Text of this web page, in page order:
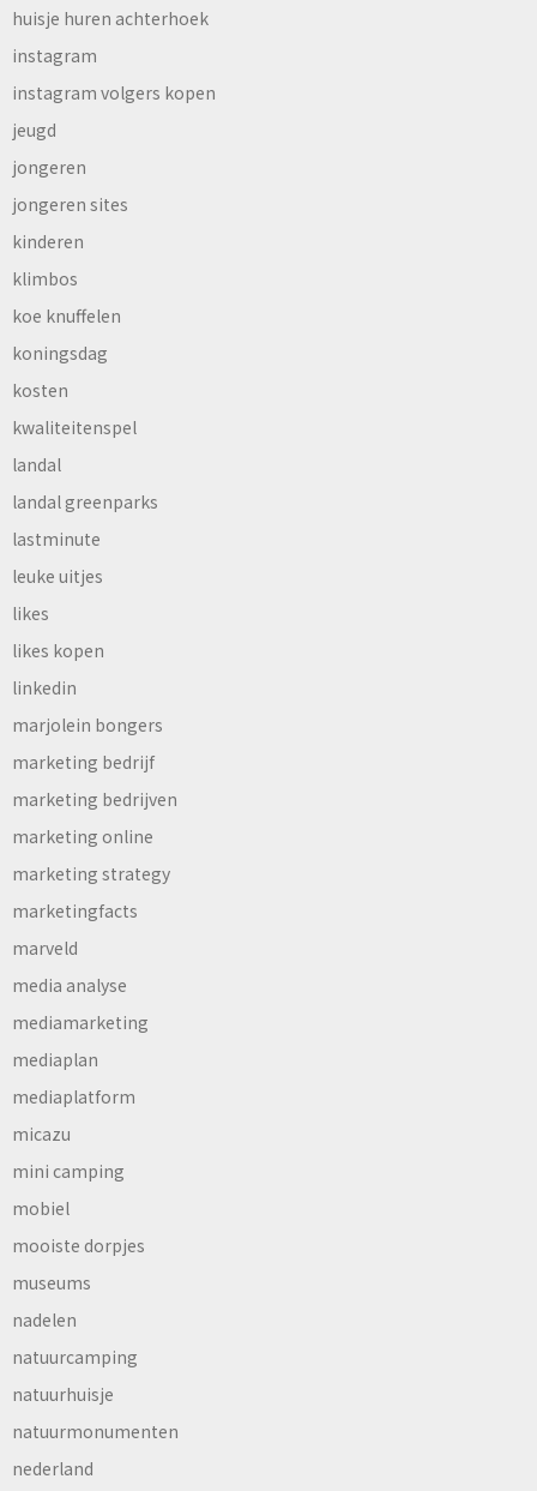
huisje huren achterhoek
instagram
instagram volgers kopen
jeugd
jongeren
jongeren sites
kinderen
klimbos
koe knuffelen
koningsdag
kosten
kwaliteitenspel
landal
landal greenparks
lastminute
leuke uitjes
likes
likes kopen
linkedin
marjolein bongers
marketing bedrijf
marketing bedrijven
marketing online
marketing strategy
marketingfacts
marveld
media analyse
mediamarketing
mediaplan
mediaplatform
micazu
mini camping
mobiel
mooiste dorpjes
museums
nadelen
natuurcamping
natuurhuisje
natuurmonumenten
nederland